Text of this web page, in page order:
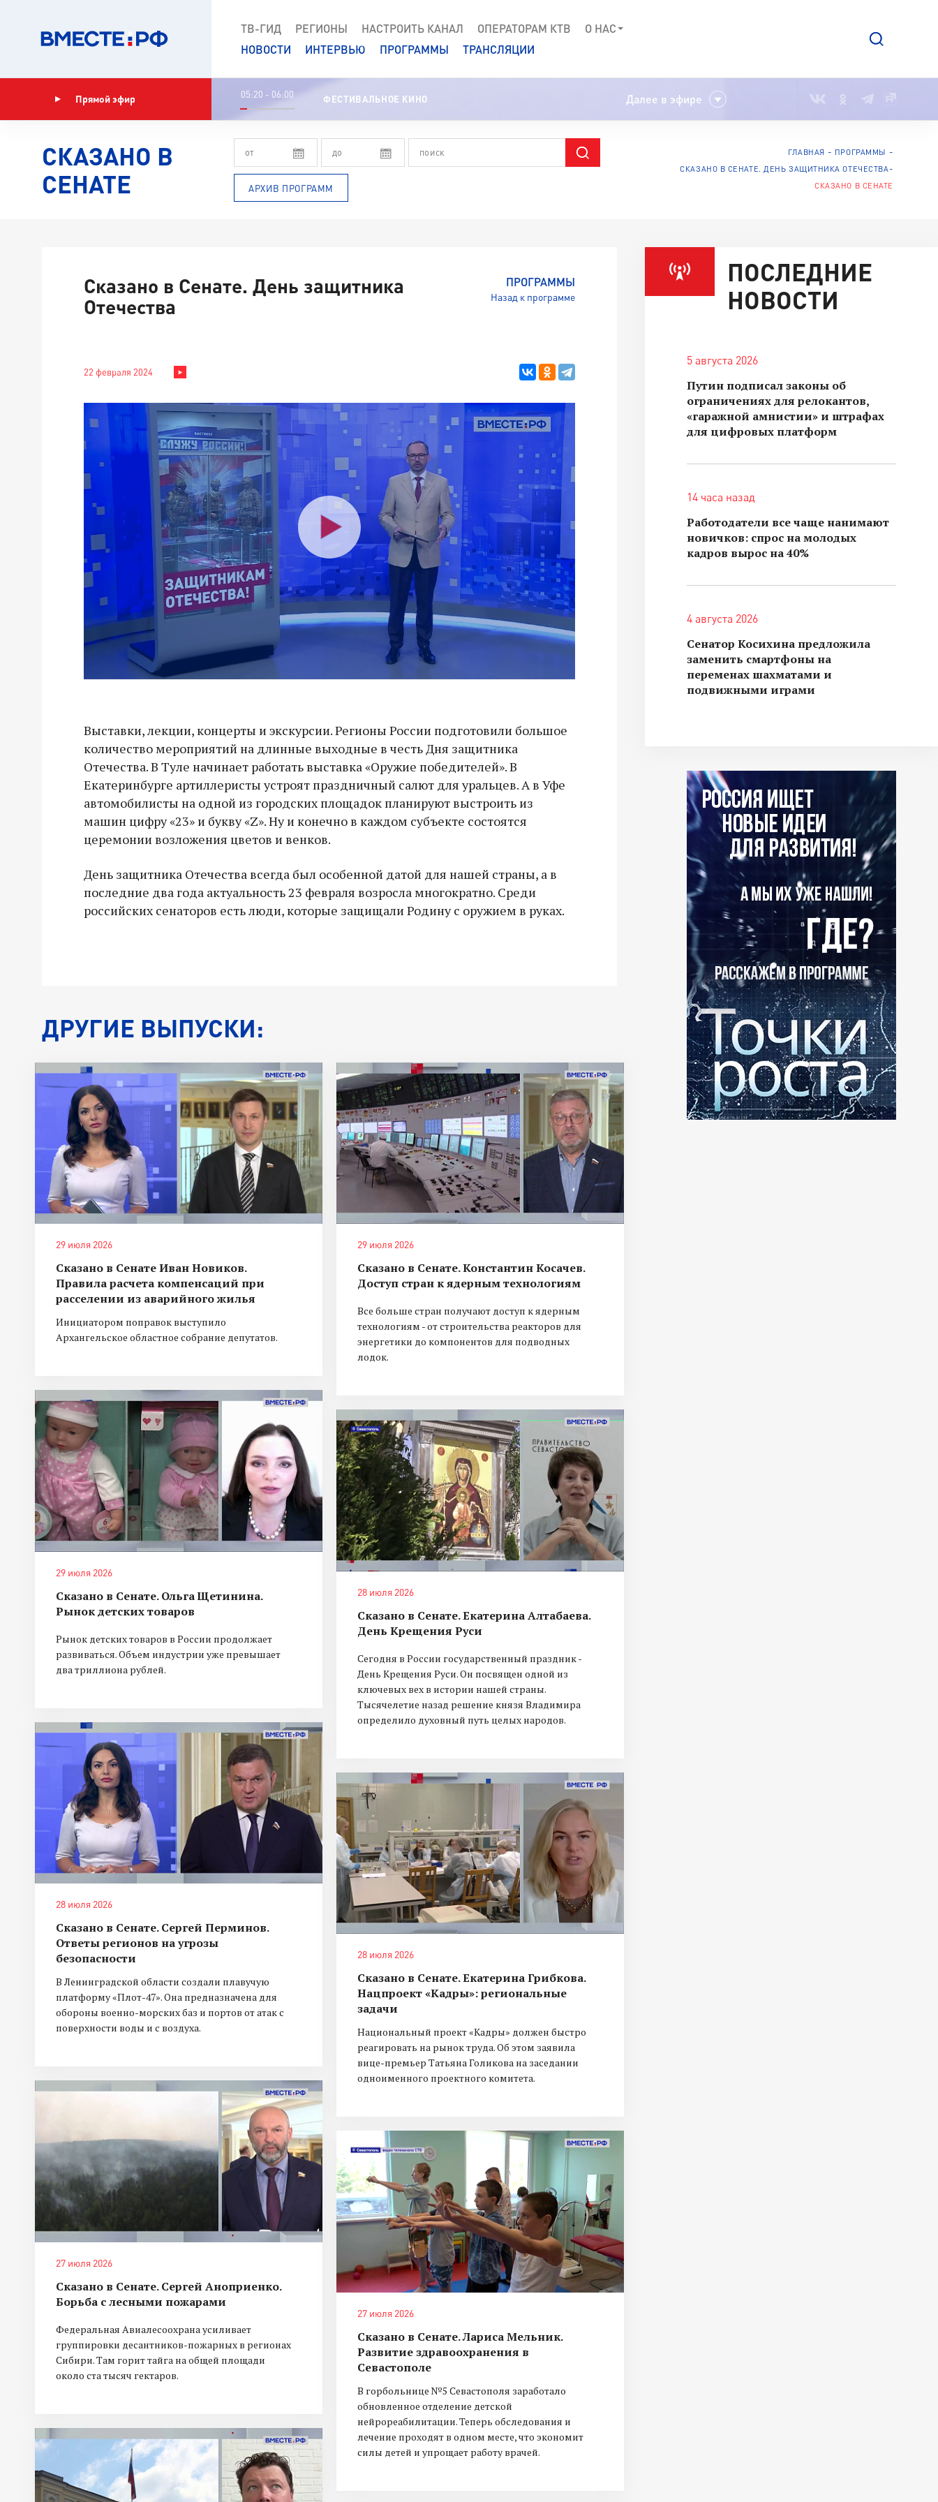
ТВ-ГИД РЕГИОНЫ НАСТРОИТЬ КАНАЛ ОПЕРАТОРАМ КТВ
О НАС
НОВОСТИ
ИНТЕРВЬЮ ПРОГРАММЫ ТРАНСЛЯЦИИ
Прямой эфир 05:20 - 06:00 ФЕСТИВАЛЬНОЕ КИНО Далее в эфире
СКАЗАНО В
СЕНАТЕ
АРХИВ ПРОГРАММ
ГЛАВНАЯ
ПРОГРАММЫ
СКАЗАНО В СЕНАТЕ. ДЕНЬ ЗАЩИТНИКА ОТЕЧЕСТВА
СКАЗАНО В СЕНАТЕ
ПРОГРАММЫ
Назад к программе
Сказано в Сенате. День защитника
Отечества
22 февраля 2024
Выставки, лекции, концерты и экскурсии. Регионы России подготовили большое
количество мероприятий на длинные выходные в честь Дня защитника
Отечества. В Туле начинает работать выставка «Оружие победителей». В
Екатеринбурге артиллеристы устроят праздничный салют для уральцев. А в Уфе
автомобилисты на одной из городских площадок планируют выстроить из
машин цифру «23» и букву «Z». Ну и конечно в каждом субъекте состоятся
церемонии возложения цветов и венков.
День защитника Отечества всегда был особенной датой для нашей страны, а в
последние два года актуальность 23 февраля возросла многократно. Среди
российских сенаторов есть люди, которые защищали Родину с оружием в руках.
ДРУГИЕ ВЫПУСКИ:
29 июля 2026
Сказано в Сенате Иван Новиков.
Правила расчета компенсаций при
расселении из аварийного жилья
Инициатором поправок выступило
Архангельское областное собрание депутатов.
29 июля 2026
Сказано в Сенате. Ольга Щетинина.
Рынок детских товаров
Рынок детских товаров в России продолжает
развиваться. Объем индустрии уже превышает
два триллиона рублей.
28 июля 2026
Сказано в Сенате. Сергей Перминов.
Ответы регионов на угрозы
безопасности
В Ленинградской области создали плавучую
платформу «Плот-47». Она предназначена для
обороны военно-морских баз и портов от атак с
поверхности воды и с воздуха.
27 июля 2026
Сказано в Сенате. Сергей Аноприенко.
Борьба с лесными пожарами
Федеральная Авиалесоохрана усиливает
группировки десантников-пожарных в регионах
Сибири. Там горит тайга на общей площади
около ста тысяч гектаров.
29 июля 2026
Сказано в Сенате. Константин Косачев.
Доступ стран к ядерным технологиям
Все больше стран получают доступ к ядерным
технологиям - от строительства реакторов для
энергетики до компонентов для подводных
лодок.
28 июля 2026
Сказано в Сенате. Екатерина Алтабаева.
День Крещения Руси
Сегодня в России государственный праздник -
День Крещения Руси. Он посвящен одной из
ключевых вех в истории нашей страны.
Тысячелетие назад решение князя Владимира
определило духовный путь целых народов.
28 июля 2026
Сказано в Сенате. Екатерина Грибкова.
Нацпроект «Кадры»: региональные
задачи
Национальный проект «Кадры» должен быстро
реагировать на рынок труда. Об этом заявила
вице-премьер Татьяна Голикова на заседании
одноименного проектного комитета.
27 июля 2026
Сказано в Сенате. Лариса Мельник.
Развитие здравоохранения в
Севастополе
В горбольнице №5 Севастополя заработало
обновленное отделение детской
нейрореабилитации. Теперь обследования и
лечение проходят в одном месте, что экономит
силы детей и упрощает работу врачей.
ПОСЛЕДНИЕ
НОВОСТИ
5 августа 2026
Путин подписал законы об
ограничениях для релокантов,
«гаражной амнистии» и штрафах
для цифровых платформ
14 часа назад
Работодатели все чаще нанимают
новичков: спрос на молодых
кадров вырос на 40%
4 августа 2026
Сенатор Косихина предложила
заменить смартфоны на
переменах шахматами и
подвижными играми